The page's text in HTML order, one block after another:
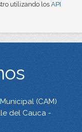
utilizando los API
(CAM)
del Cauca -